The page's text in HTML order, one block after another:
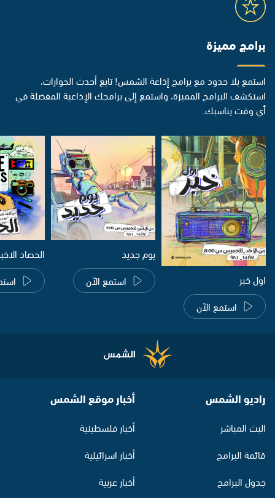
برامج مميزة
استمع بلا حدود مع برامج إذاعة الشمس! تابع أحدث الحوارات،
استكشف البرامج المميزة، واستمع إلى برامجك الإذاعية المفضلة في
أي وقت يناسبك.
اول خبر
استمع الآن
يوم جديد
استمع الآن
الحصاد
راديو الشمس
البث المباشر
قائمة البرامج
جدول البرامج
أخبار موقع الشمس
أخبار فلسطينية
أخبار اسرائيلية
أخبار عربية